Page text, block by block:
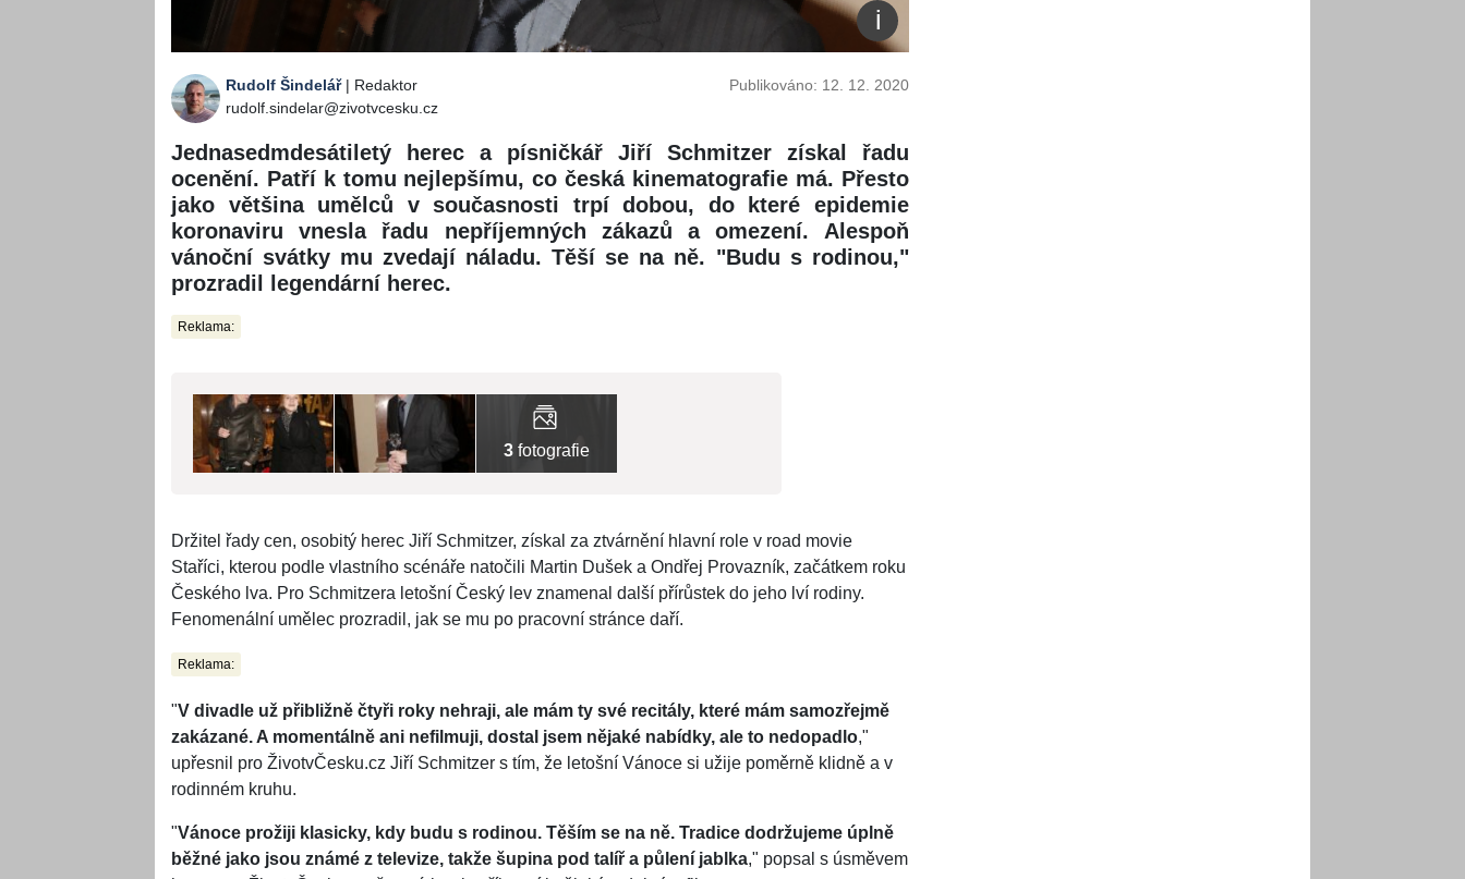
Rudolf Šindelář| Redaktor
rudolf.sindelar@zivotvcesku.cz
Publikováno: 12. 12. 2020
Jednasedmdesátiletý herec a písničkář Jiří Schmitzer získal řadu
ocenění. Patří k tomu nejlepšímu, co česká kinematografie má. Přesto
jako většina umělců v současnosti trpí dobou, do které epidemie
koronaviru vnesla řadu nepříjemných zákazů a omezení. Alespoň
vánoční svátky mu zvedají náladu. Těší se na ně. "Budu s rodinou,"
prozradil legendární herec.
Reklama:
3 fotografie
Držitel řady cen, osobitý herec Jiří Schmitzer, získal za ztvárnění hlavní role v road movie
Staříci, kterou podle vlastního scénáře natočili Martin Dušek a Ondřej Provazník, začátkem roku
Českého lva. Pro Schmitzera letošní Český lev znamenal další přírůstek do jeho lví rodiny.
Fenomenální umělec prozradil, jak se mu po pracovní stránce daří.
Reklama:
"V divadle už přibližně čtyři roky nehraji, ale mám ty své recitály, které mám samozřejmě
zakázané. A momentálně ani nefilmuji, dostal jsem nějaké nabídky, ale to nedopadlo,"
upřesnil pro ŽivotvČesku.cz Jiří Schmitzer s tím, že letošní Vánoce si užije poměrně klidně a v
rodinném kruhu.
"Vánoce prožiji klasicky, kdy budu s rodinou. Těším se na ně. Tradice dodržujeme úplně
běžné jako jsou známé z televize, takže šupina pod talíř a půlení jablka," popsal s úsměvem